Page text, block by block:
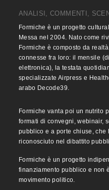
ANALISI, COMMENTI,
Formiche è un progetto
Messa nel 2004. Nato come
Formiche è composto da
connesse fra loro: il mensile
elettronica), la testata
specializzate Airpress e
arabo Decode39.
Formiche vanta poi un nutrito
formati di convegni, webinair,
pubblico e a porte chiuse, che
riconosciuto nel dibattito
Formiche è un progetto
finanziamento pubblico e non
movimento politico.